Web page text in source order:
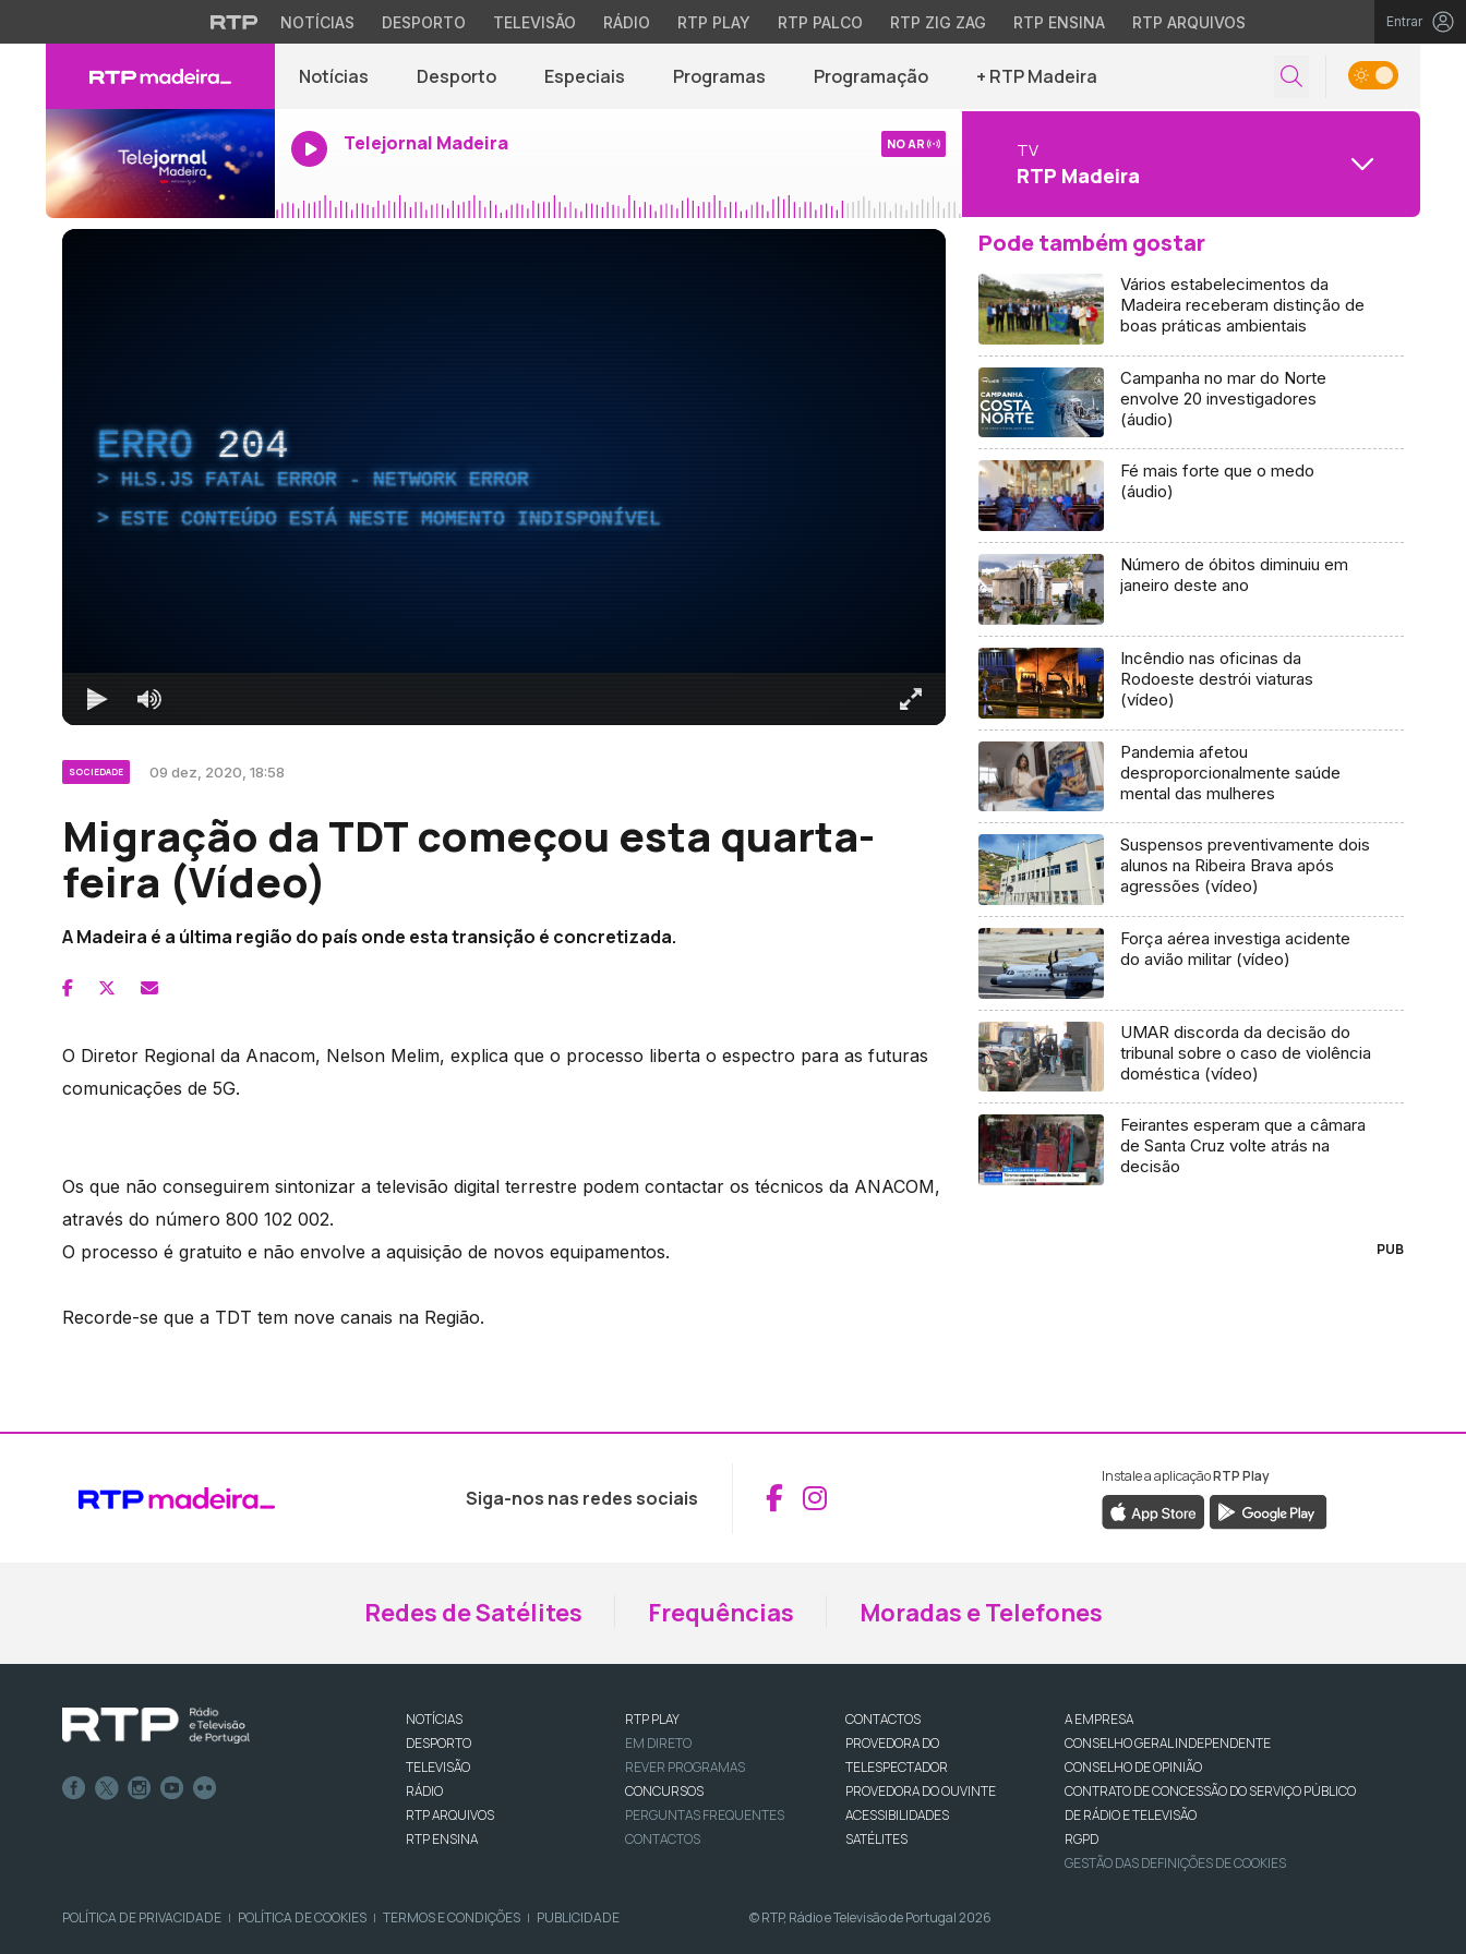
NOTÍCIAS DESPORTO TELEVISÃO RÁDIO RTP PLAY RTP PALCO RTP ZIG ZAG RTP ENSINA RTP ARQUIVOS Entrar
Notícias Desporto Especiais Programas Programação + RTP Madeira
Telejornal Madeira NO AR TV
RTP Madeira
ERRO 204
HLS.JS FATAL ERROR - NETWORK ERROR
ESTE CONTEÚDO ESTÁ NESTE MOMENTO INDISPONÍVEL
SOCIEDADE 09 dez, 2020, 18:58
Migração da TDT começou esta quarta-
feira (Vídeo)
A Madeira é a última região do país onde esta transição é concretizada.
O Diretor Regional da Anacom, Nelson Melim, explica que o processo liberta o espectro para as futuras
comunicações de 5G.
Os que não conseguirem sintonizar a televisão digital terrestre podem contactar os técnicos da ANACOM,
através do número 800 102 002.
O processo é gratuito e não envolve a aquisição de novos equipamentos.
Recorde-se que a TDT tem nove canais na Região.
Pode também gostar
Vários estabelecimentos da
Madeira receberam distinção de
boas práticas ambientais
Campanha no mar do Norte
envolve 20 investigadores
(áudio)
Fé mais forte que o medo
(áudio)
Número de óbitos diminuiu em
janeiro deste ano
Incêndio nas oficinas da
Rodoeste destrói viaturas
(vídeo)
Pandemia afetou
desproporcionalmente saúde
mental das mulheres
Suspensos preventivamente dois
alunos na Ribeira Brava após
agressões (vídeo)
Força aérea investiga acidente
do avião militar (vídeo)
UMAR discorda da decisão do
tribunal sobre o caso de violência
doméstica (vídeo)
Feirantes esperam que a câmara
de Santa Cruz volte atrás na
decisão
PUB
Siga-nos nas redes sociais Aceder ao Facebook da RTP Madeira
Aceder ao Instagram da RTP Madeira
Instale a aplicaçãoRTP Play
Redes de Satélites Frequências Moradas e Telefones
NOTÍCIAS
DESPORTO
TELEVISÃO
RÁDIO
RTP ARQUIVOS
RTP ENSINA
RTP PLAY
EM DIRETO
REVER PROGRAMAS
CONCURSOS
PERGUNTAS FREQUENTES
CONTACTOS
CONTACTOS
PROVEDORA DO
TELESPECTADOR
PROVEDORA DO OUVINTE
ACESSIBILIDADES
SATÉLITES
A EMPRESA
CONSELHO GERAL INDEPENDENTE
CONSELHO DE OPINIÃO
CONTRATO DE CONCESSÃO DO SERVIÇO PÚBLICO
DE RÁDIO E TELEVISÃO
RGPD
GESTÃO DAS DEFINIÇÕES DE COOKIES
POLÍTICA DE PRIVACIDADE | POLÍTICA DE COOKIES | TERMOS E CONDIÇÕES | PUBLICIDADE © RTP, Rádio e Televisão de Portugal 2026